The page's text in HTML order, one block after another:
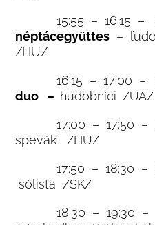
15:55 – 16:15 –
néptácegyüttes –
/HU/
16:15 – 17:00 –
duo – hudobníci /UA/
17:00 – 17:50 –
spevák /HU/
17:50 – 18:30
sólista /SK/
18:30 – 19:30 –